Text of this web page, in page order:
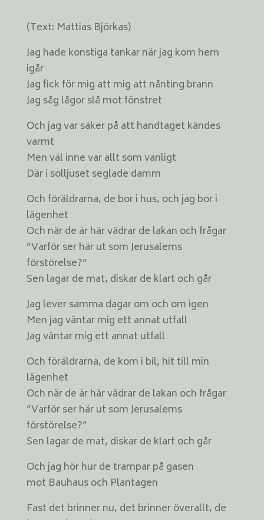
(Text: Mattias Björkas)
Jag hade konstiga tankar när jag kom hem
igår
Jag fick för mig att mig att nånting brann
Jag såg lågor slå mot fönstret
Och jag var säker på att handtaget kändes
varmt
Men väl inne var allt som vanligt
Där i solljuset seglade damm
Och föräldrarna, de bor i hus, och jag bor i
lägenhet
Och när de är här vädrar de lakan och frågar
”Varför ser här ut som Jerusalems
förstörelse?”
Sen lagar de mat, diskar de klart och går
Jag lever samma dagar om och om igen
Men jag väntar mig ett annat utfall
Jag väntar mig ett annat utfall
Och föräldrarna, de kom i bil, hit till min
lägenhet
Och när de är här vädrar de lakan och frågar
”Varför ser här ut som Jerusalems
förstörelse?”
Sen lagar de mat, diskar de klart och går
Och jag hör hur de trampar på gasen
mot Bauhaus och Plantagen
Fast det brinner nu, det brinner överallt, de